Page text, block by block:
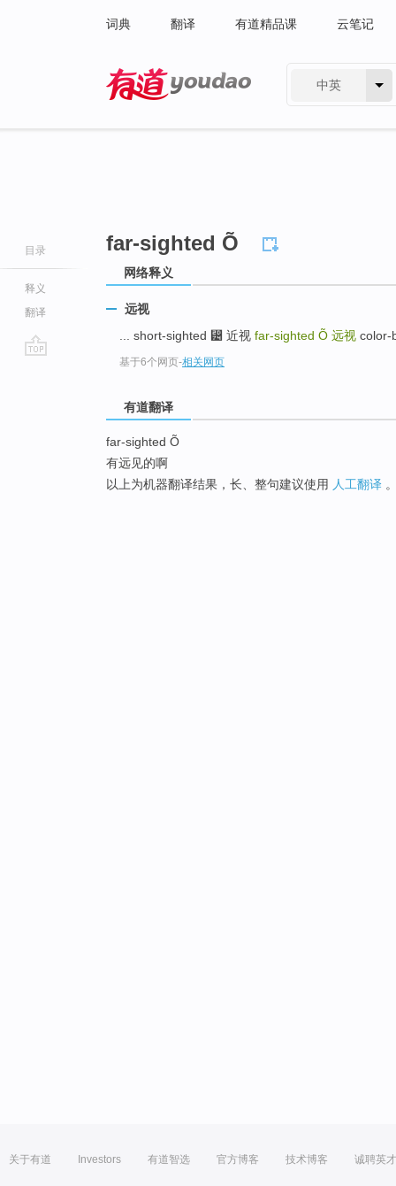
词典 翻译 有道精品课 云笔记
中英
目录
释义
翻译
far-sighted Õ
网络释义
远视
... short-sighted ⵴ 近视 far-sighted Õ 远视 color-
基于6个网页-相关网页
有道翻译
far-sighted Õ
有远见的啊
以上为机器翻译结果，长、整句建议使用 人工翻译
关于有道 Investors 有道智选 官方博客 技术博客 诚聘英才